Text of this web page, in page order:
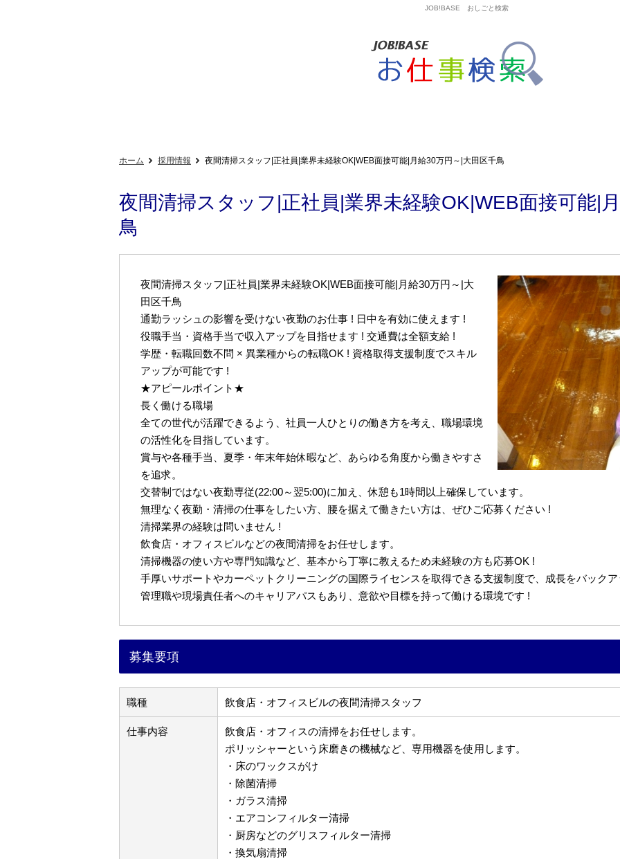
JOB!BASE おしごと検索
ホーム 採用情報 夜間清掃スタッフ|正社員|業界未経験OK|WEB面接可能|月給30万円～|大田区千鳥
夜間清掃スタッフ|正社員|業界未経験OK|WEB面接可能|
鳥
夜間清掃スタッフ|正社員|業界未経験OK|WEB面接可能|月給30万円～|大
田区千鳥
通勤ラッシュの影響を受けない夜勤のお仕事 ! 日中を有効に使えます !
役職手当・資格手当で収入アップを目指せます ! 交通費は全額支給 !
学歴・転職回数不問 × 異業種からの転職OK ! 資格取得支援制度でスキル
アップが可能です !
★アピールポイント★
長く働ける職場
全ての世代が活躍できるよう、社員一人ひとりの働き方を考え、職場環境
の活性化を目指しています。
賞与や各種手当、夏季・年末年始休暇など、あらゆる角度から働きやすさ
を追求。
交替制ではない夜勤専従(22:00～翌5:00)に加え、休憩も1時間以上確保しています。
無理なく夜勤・清掃の仕事をしたい方、腰を据えて働きたい方は、ぜひご応募ください !
清掃業界の経験は問いません !
飲食店・オフィスビルなどの夜間清掃をお任せします。
清掃機器の使い方や専門知識など、基本から丁寧に教えるため未経験の方も応募OK !
手厚いサポートやカーペットクリーニングの国際ライセンスを取得できる支援制度で、成長をバック
管理職や現場責任者へのキャリアパスもあり、意欲や目標を持って働ける環境です !
募集要項
職種 飲食店・オフィスビルの夜間清掃スタッフ
仕事内容
飲食店・オフィスの清掃をお任せします。
ポリッシャーという床磨きの機械など、専用機器を使用します。
・床のワックスがけ
・除菌清掃
・ガラス清掃
・エアコンフィルター清掃
・厨房などのグリスフィルター清掃
・換気扇清掃